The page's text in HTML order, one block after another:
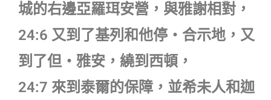
城的右邊亞羅珥安營，與雅謝相對，
24:6 又到了基列和他停‧合示地，又
到了但‧雅安，繞到西頓，
24:7 來到泰爾的保障，並希未人和迦